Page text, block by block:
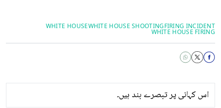
FIRING INCIDENT
WHITE HOUSE SHOOTING
WHITE ⁠HOUSE
WHITE HOUSE FIRING
اس کہانی پر تبصرے بند ہیں۔